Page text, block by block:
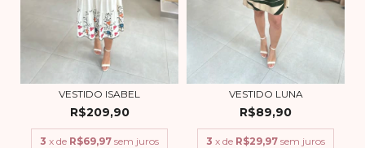
VESTIDO ISABEL
R$209,90
3 x de R$69,97 sem juros
VESTIDO LUNA
R$89,90
3 x de R$29,97 sem juros